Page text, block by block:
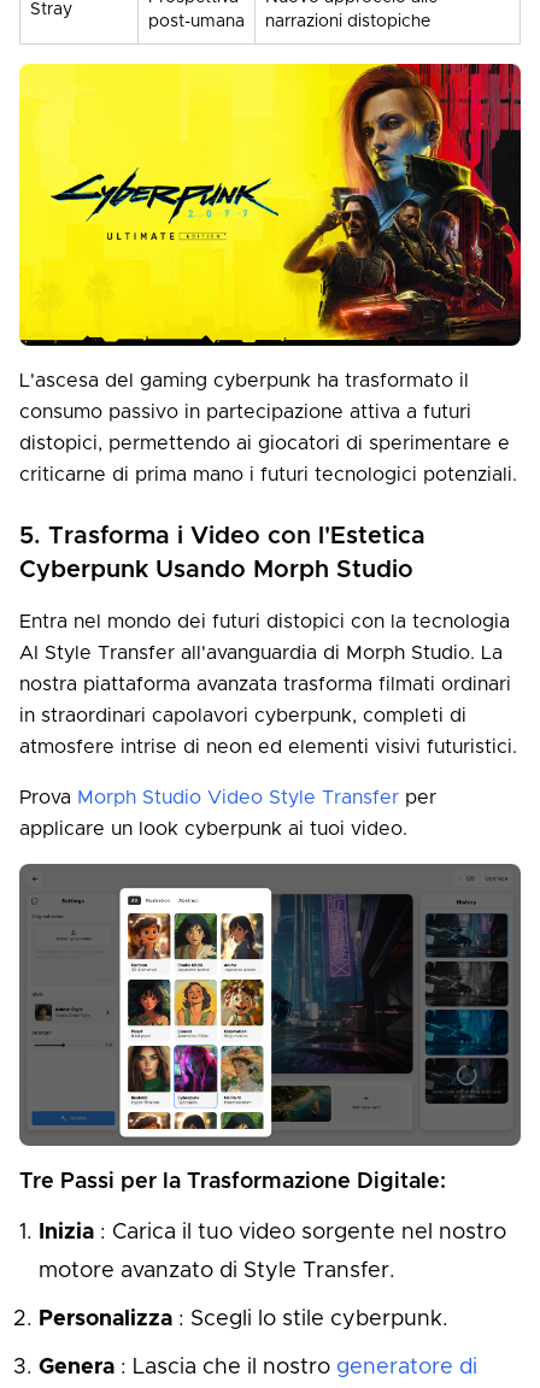
Stray
post-umana
narrazioni distopiche
L'ascesa del gaming cyberpunk ha trasformato il
consumo passivo in partecipazione attiva a futuri
distopici, permettendo ai giocatori di sperimentare e
criticarne di prima mano i futuri tecnologici potenziali.
5. Trasforma i Video con l'Estetica
Cyberpunk Usando Morph Studio
Entra nel mondo dei futuri distopici con la tecnologia
AI Style Transfer all'avanguardia di Morph Studio. La
nostra piattaforma avanzata trasforma filmati ordinari
in straordinari capolavori cyberpunk, completi di
atmosfere intrise di neon ed elementi visivi futuristici.
Prova Morph Studio Video Style Transfer per
applicare un look cyberpunk ai tuoi video.
Tre Passi per la Trasformazione Digitale:
Inizia : Carica il tuo video sorgente nel nostro
motore avanzato di Style Transfer.
Personalizza : Scegli lo stile cyberpunk.
Genera : Lascia che il nostro generatore di